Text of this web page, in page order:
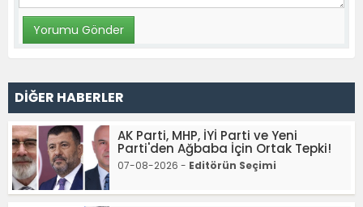
DİĞER HABERLER
AK Parti, MHP, İYİ Parti ve Yeni
Parti'den Ağbaba İçin Ortak Tepki!
07-08-2026 - Editörün Seçimi